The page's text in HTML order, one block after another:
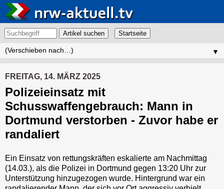
Artikel suchen
▼
FREITAG, 14. MÄRZ 2025
Polizeieinsatz mit
Schusswaffengebrauch: Mann in
Dortmund verstorben - Zuvor habe er
randaliert
Ein Einsatz von rettungskräften eskalierte am Nachmittag
(14.03.), als die Polizei in Dortmund gegen 13:20 Uhr zur
Unterstützung hinzugezogen wurde. Hintergrund war ein